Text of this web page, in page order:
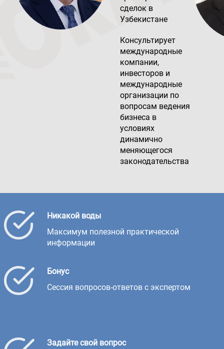
сделок в
Узбекистане
Консультирует
международные
компании,
инвесторов и
международные
организации по
вопросам ведения
бизнеса в
условиях
динамично
меняющегося
законодательства
Никакой воды
Максимум полезной практической
информации
Бонус
Сессия вопросов-ответов с экспертом
Задайте свой вопрос